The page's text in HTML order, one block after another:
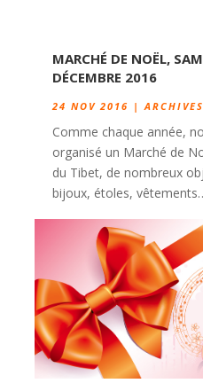
MARCHÉ DE NOËL,
DÉCEMBRE 2016
24 NOV 2016 |ARCHIVES
Comme chaque année,
organisé un Marché de
du Tibet, de nombreux
bijoux, étoles,